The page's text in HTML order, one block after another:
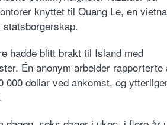
knyttet til Quang Le, en
hadde blitt brakt til Island med
Én anonym arbeider rapporterte
000 dollar ved ankomst, og